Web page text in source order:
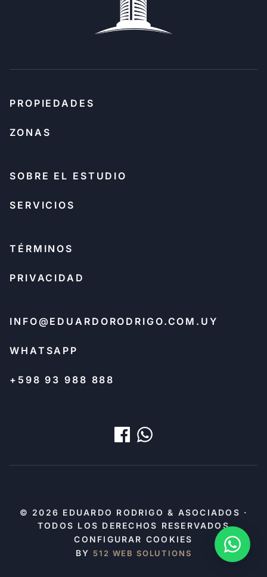
PROPIEDADES
ZONAS
SOBRE EL ESTUDIO
SERVICIOS
TÉRMINOS
PRIVACIDAD
INFO@EDUARDORODRIGO.COM.UY
WHATSAPP
+598 93 988 888
© 2026 EDUARDO RODRIGO & ASOCIADOS ·
TODOS LOS DERECHOS RESERVADOS
CONFIGURAR COOKIES
BY512 WEB SOLUTIONS